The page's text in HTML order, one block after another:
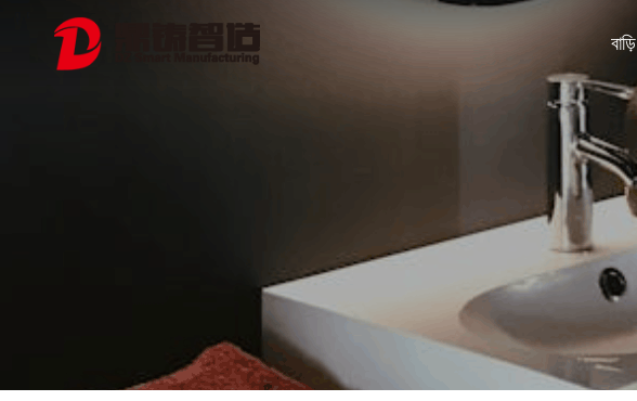
বাড়ি